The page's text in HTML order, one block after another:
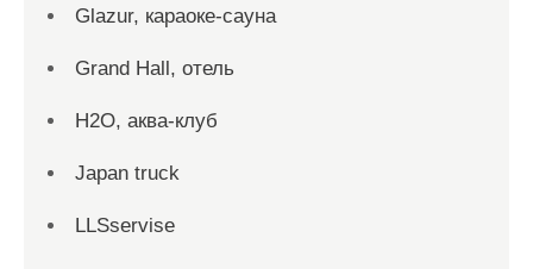
Glazur, караоке-сауна
Grand Hall, отель
H2O, аква-клуб
Japan truck
LLSservise